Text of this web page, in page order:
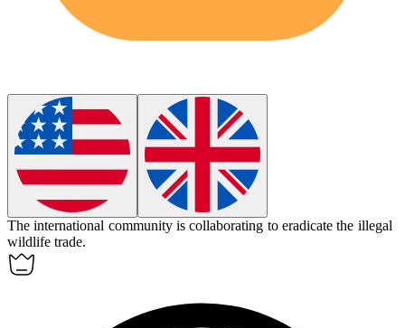
The international community is collaborating to eradicate the illegal
wildlife trade.